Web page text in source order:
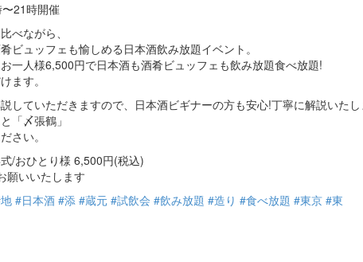
21時開催
べながら、
ビュッフェも愉しめる日本酒飲み放題イベント。
一人様6,500円で日本酒も酒肴ビュッフェも飲み放題食べ放題!
ます。
していただきますので、日本酒ビギナーの方も安心!丁寧に解説いたし
「〆張鶴」
さい。
/おひとり様 6,500円(税込)
願いいたします
#日本酒 #添 #蔵元 #試飲会 #飲み放題 #造り #食べ放題 #東京 #東